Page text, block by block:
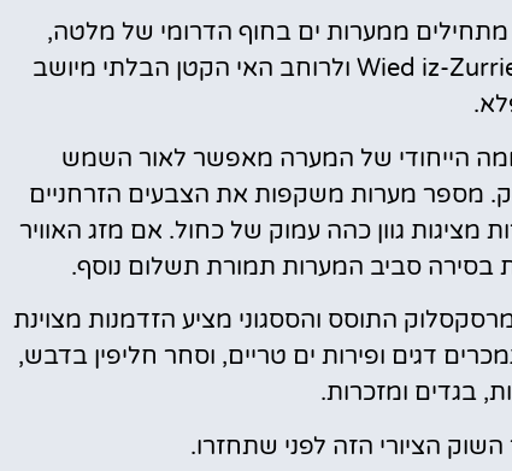
מתחילים ממערות ים בחוף הדרומי של מלטה,
מערות ה- Blue Grotto נמצאות ממערב לנמל Wied iz-Zurrieq ולרוחב האי הקטן הבלתי מיושב
השעה 13:00 לערך, מיקומה הייחודי של המערה מאפשר לאור השמש
מספר מערות משקפות את הצבעים הזרחניים
גוון כהה עמוק של כחול. אם מזג האוויר
התוסס והססגוני מציע הזדמנות מצוינת
דגים ופירות ים טריים, וסחר חליפין בדבש,
בגדים ומזכרות.
הציורי הזה לפני שתחזרו.